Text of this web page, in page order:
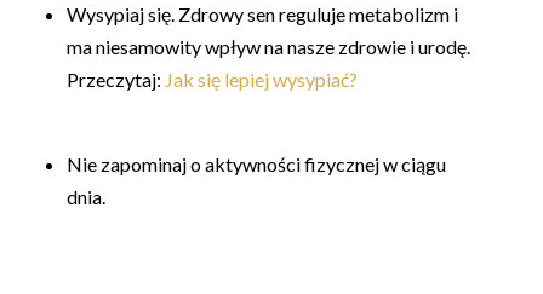
Wysypiaj się. Zdrowy sen reguluje metabolizm i
ma niesamowity wpływ na nasze zdrowie i urodę.
Przeczytaj: Jak się lepiej wysypiać?
Nie zapominaj o aktywności fizycznej w ciągu
dnia.